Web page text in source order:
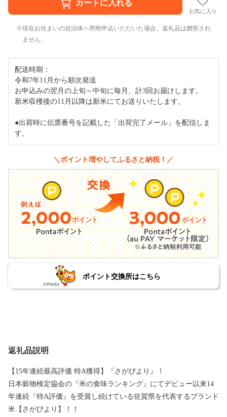
お気に入り
現在お住まいの自治体へ寄附申込いただいた場合、返礼品は贈答され
ません。
配送時期：
令和7年11月から順次発送
お申込みの翌月の上旬～中旬に毎月、計3回お届けします。
新米収穫後の11月以降は新米にてお送りいたします。
●出荷時に伝票番号を記載した「出荷完了メール」を配信しま
す。
＼ポイント増やしてふるさと納税！／
ポイント交換所はこちら
返礼品説明
【15年連続最高評価 特A獲得】『さがびより』！
日本穀物検定協会の『米の食味ランキング』にてデビュー以来14
年連続『特A評価』を受賞し続けている佐賀県を代表するブランド
米【さがびより】！！